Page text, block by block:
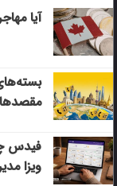
آیا
فیدس
ویزا